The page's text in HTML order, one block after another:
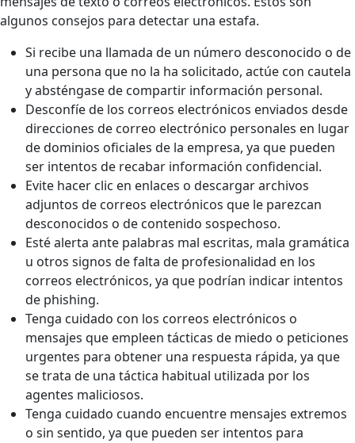
algunos consejos para detectar una estafa.
Si recibe una llamada de un número desconocido o de
una persona que no la ha solicitado, actúe con cautela
y absténgase de compartir información personal.
Desconfíe de los correos electrónicos enviados desde
direcciones de correo electrónico personales en lugar
de dominios oficiales de la empresa, ya que pueden
ser intentos de recabar información confidencial.
Evite hacer clic en enlaces o descargar archivos
adjuntos de correos electrónicos que le parezcan
desconocidos o de contenido sospechoso.
Esté alerta ante palabras mal escritas, mala gramática
u otros signos de falta de profesionalidad en los
correos electrónicos, ya que podrían indicar intentos
de phishing.
Tenga cuidado con los correos electrónicos o
mensajes que empleen tácticas de miedo o peticiones
urgentes para obtener una respuesta rápida, ya que
se trata de una táctica habitual utilizada por los
agentes maliciosos.
Tenga cuidado cuando encuentre mensajes extremos
o sin sentido, ya que pueden ser intentos para